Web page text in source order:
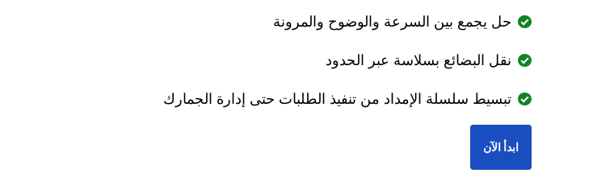
حل يجمع بين السرعة والوضوح والمرونة
نقل البضائع بسلاسة عبر الحدود
تبسيط سلسلة الإمداد من تنفيذ الطلبات حتى إدارة الجمارك
ابدأ الآن